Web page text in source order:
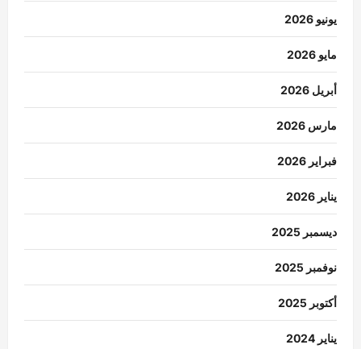
يونيو 2026
مايو 2026
أبريل 2026
مارس 2026
فبراير 2026
يناير 2026
ديسمبر 2025
نوفمبر 2025
أكتوبر 2025
يناير 2024